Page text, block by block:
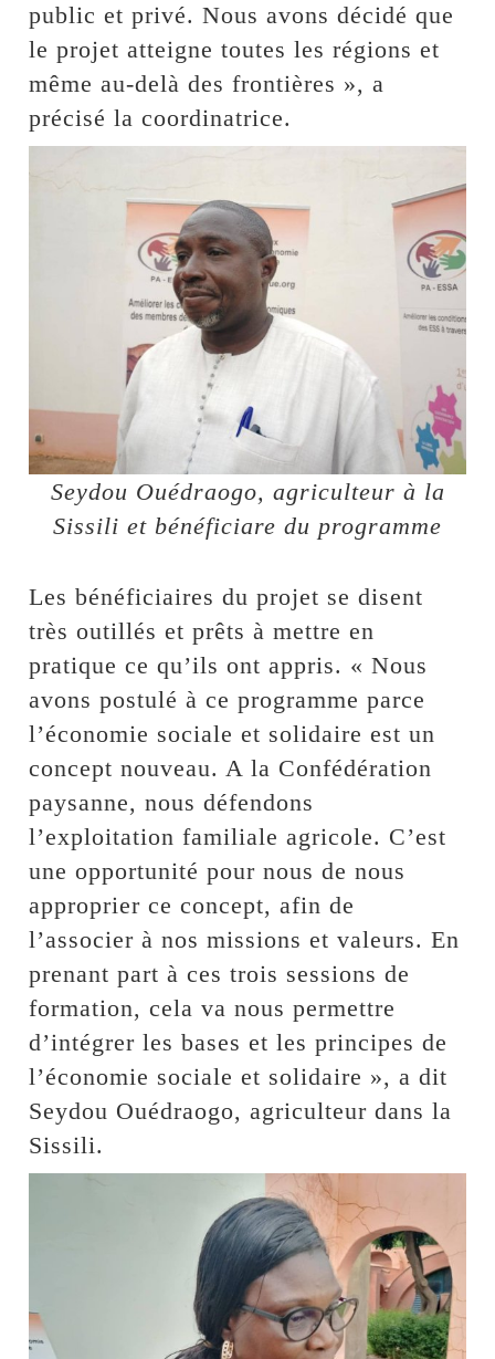
public et privé. Nous avons décidé que
le projet atteigne toutes les régions et
même au-delà des frontières », a
précisé la coordinatrice.
Seydou Ouédraogo, agriculteur à la
Sissili et bénéficiare du programme
Les bénéficiaires du projet se disent
très outillés et prêts à mettre en
pratique ce qu’ils ont appris. « Nous
avons postulé à ce programme parce
l’économie sociale et solidaire est un
concept nouveau. A la Confédération
paysanne, nous défendons
l’exploitation familiale agricole. C’est
une opportunité pour nous de nous
approprier ce concept, afin de
l’associer à nos missions et valeurs. En
prenant part à ces trois sessions de
formation, cela va nous permettre
d’intégrer les bases et les principes de
l’économie sociale et solidaire », a dit
Seydou Ouédraogo, agriculteur dans la
Sissili.